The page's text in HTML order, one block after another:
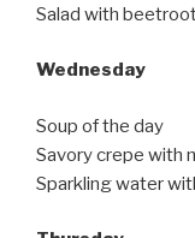
Salad with
Wednesday
Soup of the day
Savory crepe with
Sparkling water